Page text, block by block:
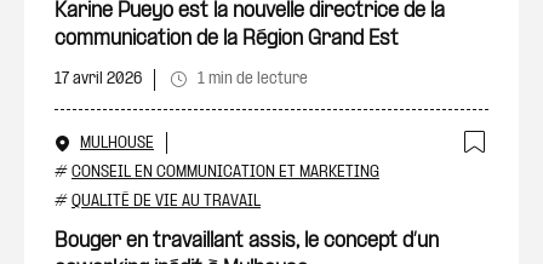
Karine Pueyo est la nouvelle directrice de la
communication de la Région Grand Est
17 avril 2026 1 min de lecture
MULHOUSE
# CONSEIL EN COMMUNICATION ET MARKETING
# QUALITÉ DE VIE AU TRAVAIL
Bouger en travaillant assis, le concept d’un